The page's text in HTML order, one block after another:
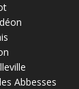
Abbesses